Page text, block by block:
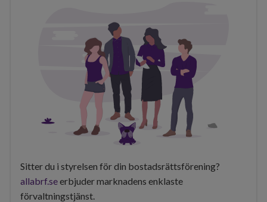
Sitter du i styrelsen för din bostadsrättsförening?
allabrf.seerbjuder marknadens enklaste
förvaltningstjänst.